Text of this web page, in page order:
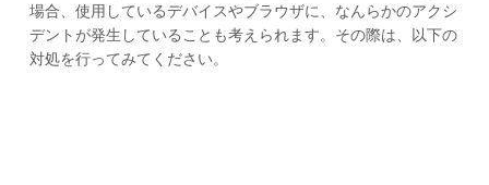
場合、使用しているデバイスやブラウザに、なんらかのアクシ
デントが発生していることも考えられます。その際は、以下の
対処を行ってみてください。